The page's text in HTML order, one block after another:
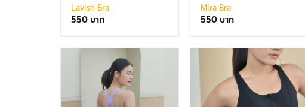
Lavish Bra
550
Mira Bra
550